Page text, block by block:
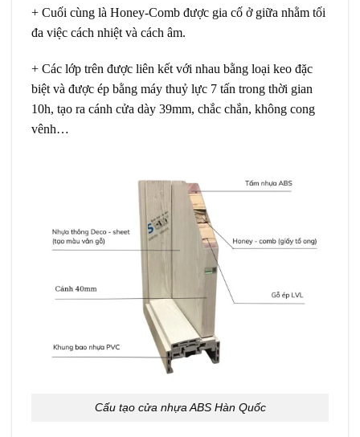
+ Cuối cùng là Honey-Comb được gia cố ở giữa nhằm tối
đa việc cách nhiệt và cách âm.
+ Các lớp trên được liên kết với nhau bằng loại keo đặc
biệt và được ép bằng máy thuỷ lực 7 tấn trong thời gian
10h, tạo ra cánh cửa dày 39mm, chắc chắn, không cong
vênh…
Cấu tạo cửa nhựa ABS Hàn Quốc